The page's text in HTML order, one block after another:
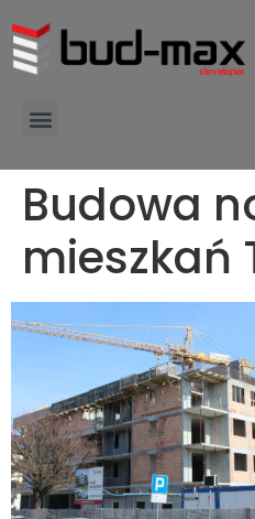
Budowa
mieszkań